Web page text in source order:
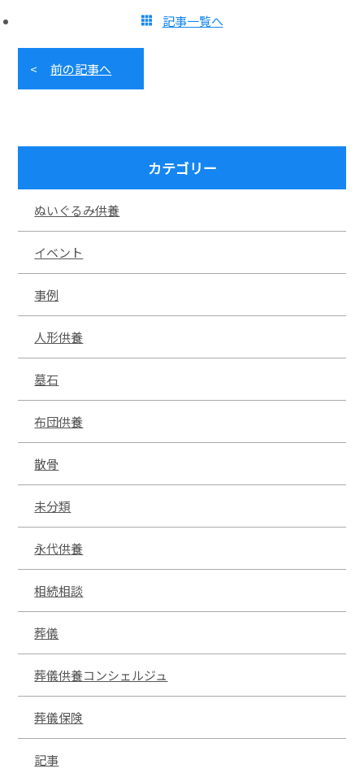
記事一覧へ
前の記事へ
カテゴリー
ぬいぐるみ供養
イベント
事例
人形供養
墓石
布団供養
散骨
未分類
永代供養
相続相談
葬儀
葬儀供養コンシェルジュ
葬儀保険
記事